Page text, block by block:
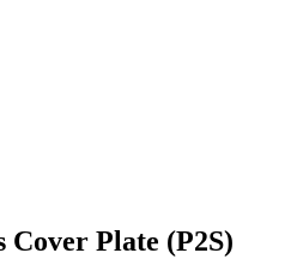
Cover Plate (P2S)